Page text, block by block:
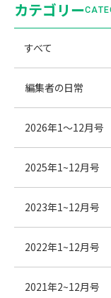
カテゴリー
すべて
編集者の日常
2026年1〜12月号
2025年1~12月号
2023年1~12月号
2022年1~12月号
2021年2~12月号